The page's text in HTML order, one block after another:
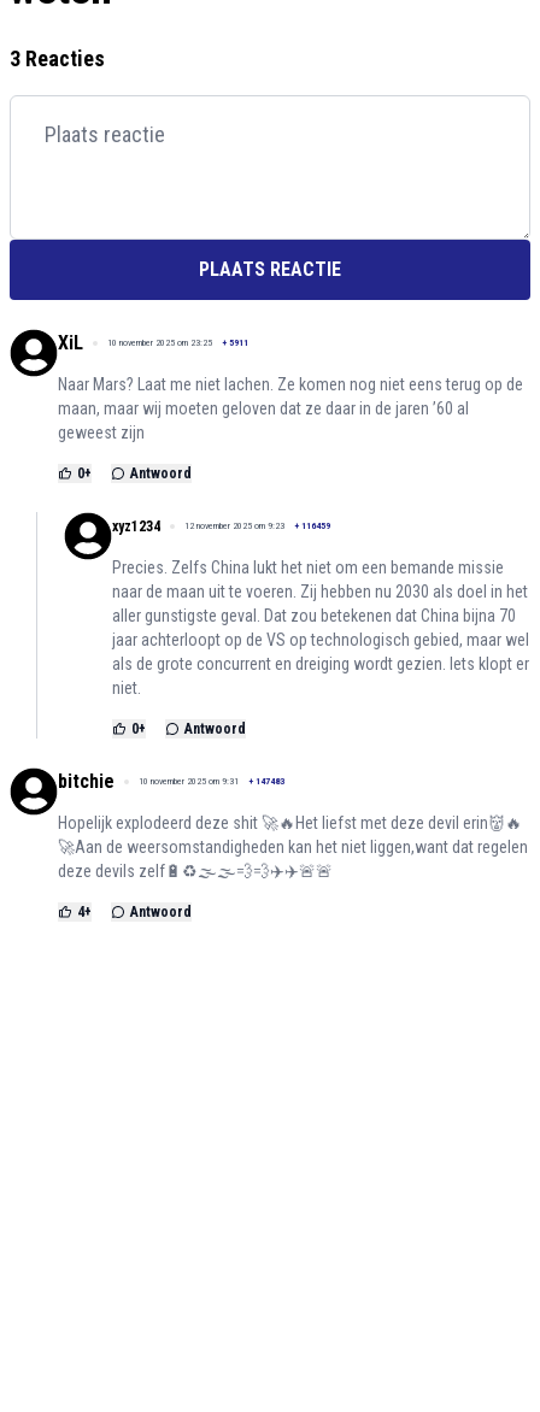
3 Reacties
PLAATS REACTIE
XiL 10 november 2025 om 23:25 + 5911
Naar Mars? Laat me niet lachen. Ze komen nog niet eens terug op de
maan, maar wij moeten geloven dat ze daar in de jaren ’60 al
geweest zijn
0+ Antwoord
xyz1234 12 november 2025 om 9:23 + 116459
Precies. Zelfs China lukt het niet om een bemande missie
naar de maan uit te voeren. Zij hebben nu 2030 als doel in het
aller gunstigste geval. Dat zou betekenen dat China bijna 70
jaar achterloopt op de VS op technologisch gebied, maar wel
als de grote concurrent en dreiging wordt gezien. Iets klopt er
niet.
0+ Antwoord
bitchie 10 november 2025 om 9:31 + 147483
Hopelijk explodeerd deze shit 🚀🔥Het liefst met deze devil erin👹🔥
🚀Aan de weersomstandigheden kan het niet liggen,want dat regelen
deze devils zelf🔋♻️🌫️🌫️💨💨✈️✈️🚨🚨
4+ Antwoord